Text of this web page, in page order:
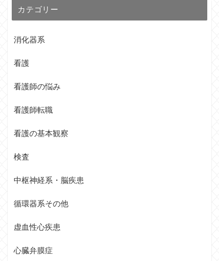
カテゴリー
消化器系
看護
看護師の悩み
看護師転職
看護の基本観察
検査
中枢神経系・脳疾患
循環器系その他
虚血性心疾患
心臓弁膜症